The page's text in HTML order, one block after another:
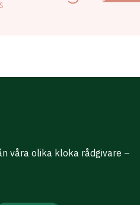
våra olika kloka rådgivare –